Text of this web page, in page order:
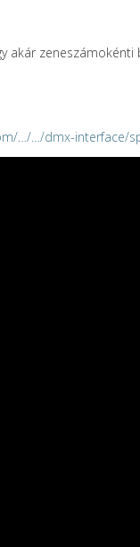
akár
…/…/dmx-interface/